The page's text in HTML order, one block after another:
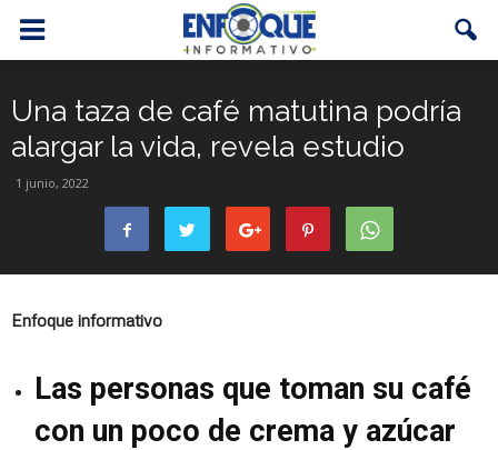
Una taza de café matutina podría
alargar la vida, revela estudio
1 junio, 2022
Enfoque informativo
Las personas que toman su café
con un poco de crema y azúcar